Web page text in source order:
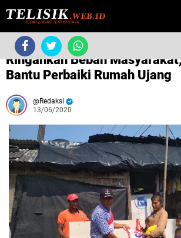
/Aribun
Ringankan Beban
Bantu Perbaiki Rumah Ujang
Redaksi
13/06/2020